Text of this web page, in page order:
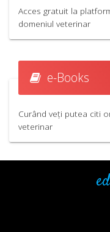
Acces gratuit la
domeniul veterinar
e-Books
Curând veți putea citi
veterinar